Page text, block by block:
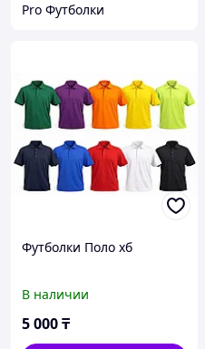
Pro Футболки
Футболки Поло хб
В наличии
5 000₸